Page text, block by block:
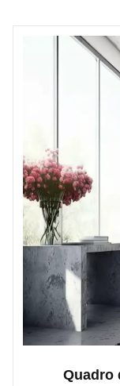
Quadro